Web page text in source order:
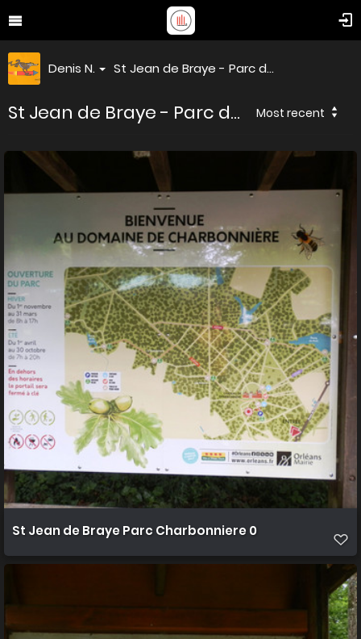
Denis N. St Jean de Braye - Parc d...
St Jean de Braye - Parc d... Most recent
St Jean de Braye Parc Charbonniere 0